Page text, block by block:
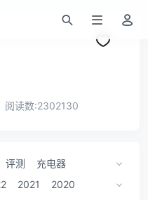
阅读数:2302130
评测
充电器
移动电源
导购
2021
2020